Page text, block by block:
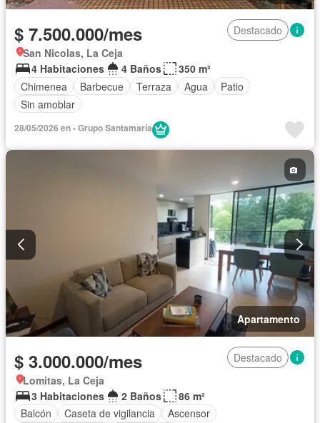
$ 7.500.000/mes
Destacado
San Nicolas, La Ceja
4 Habitaciones
4 Baños
350 m²
Chimenea
Barbecue Terraza Agua
Patio
Sin amoblar
28/05/2026 en - Grupo Santamaría
Apartamento
$ 3.000.000/mes
Destacado
Lomitas, La Ceja
3 Habitaciones
2 Baños
86 m²
Balcón
Caseta de vigilancia
Ascensor